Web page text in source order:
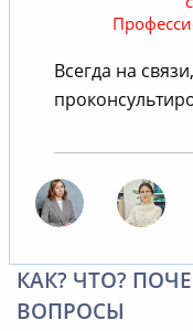
Всегда на
КАК? ЧТО?
ВОПРОСЫ